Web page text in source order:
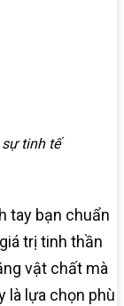
tinh tế
tay bạn chuẩn
trị tinh thần
vật chất mà
là lựa chọn phù